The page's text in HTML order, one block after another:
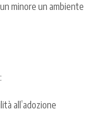
minore un ambiente
all’adozione